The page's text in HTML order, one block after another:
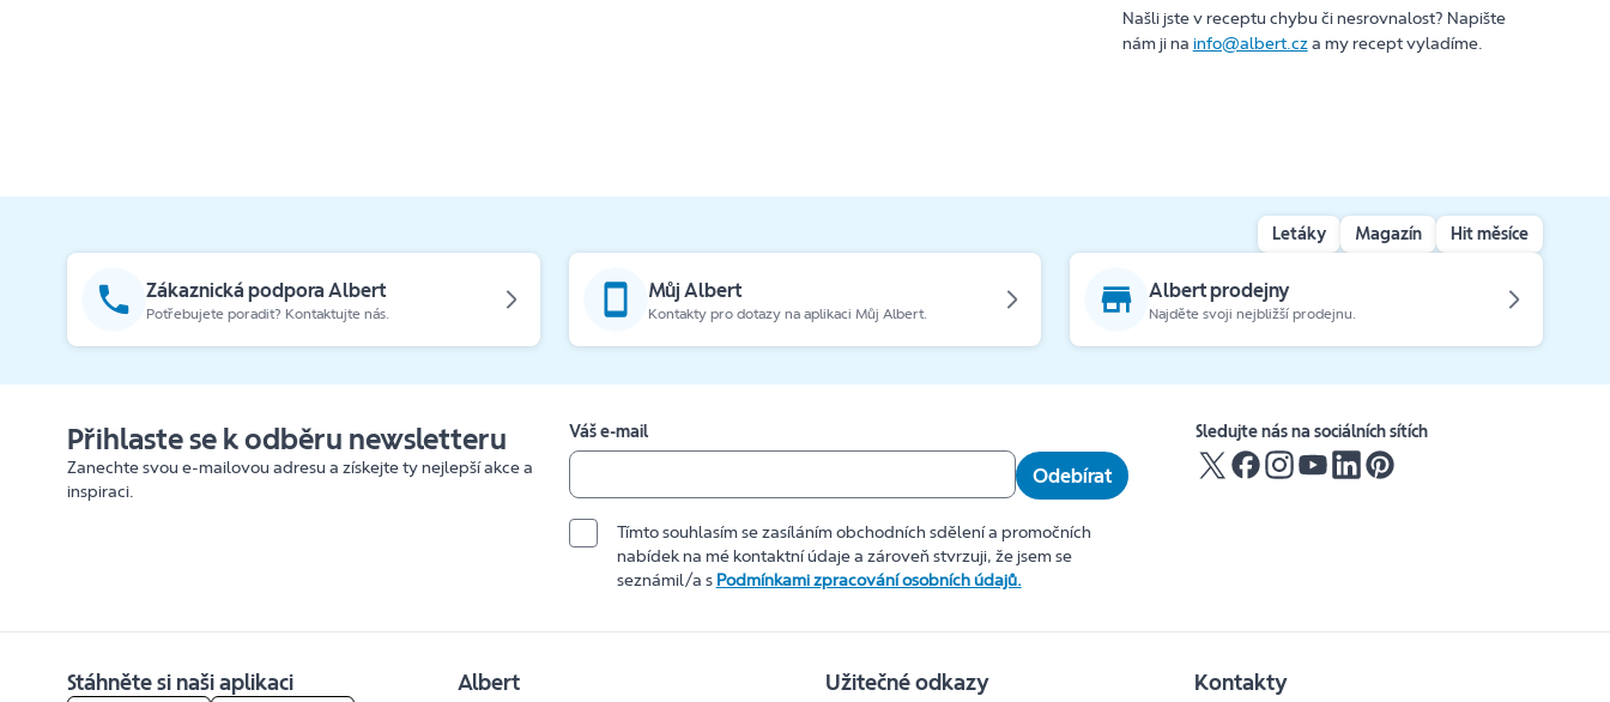
Našli jste v receptu chybu či nesrovnalost? Napište
nám ji na info@albert.cza my recept vyladíme.
Letáky Magazín Hit měsíce
Zákaznická podpora Albert
Potřebujete poradit? Kontaktujte nás.
Můj Albert
Kontakty pro dotazy na aplikaci Můj Albert.
Albert prodejny
Najděte svoji nejbližší prodejnu.
Přihlaste se k odběru newsletteru
Zanechte svou e-mailovou adresu a získejte ty nejlepší akce a
inspiraci.
Váš e-mail
Odebírat
Tímto souhlasím se zasíláním obchodních sdělení a promočních
nabídek na mé kontaktní údaje a zároveň stvrzuji, že jsem se
seznámil/a s Podmínkami zpracování osobních údajů.
Sledujte nás na sociálních sítích
Stáhněte si naši aplikaci Albert Užitečné odkazy Kontakty